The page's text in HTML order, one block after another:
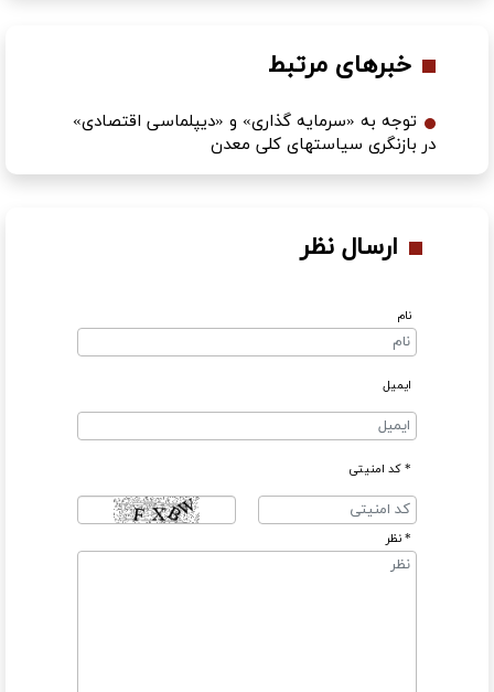
خبرهای مرتبط
توجه به «سرمایه گذاری» و «دیپلماسی اقتصادی»
در بازنگری سیاستهای کلی معدن
ارسال نظر
نام
ایمیل
* کد امنیتی
* نظر